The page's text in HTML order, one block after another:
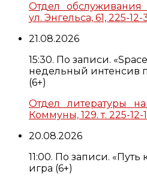
Отдел
ул. Энгельса, 61, 225-12-
21.08.2026
15:30. По записи.
недельный интенсив
(6+)
Отдел литературы
Коммуны, 129. т. 225-12-
20.08.2026
11:00. По записи. «Путь
игра (6+)